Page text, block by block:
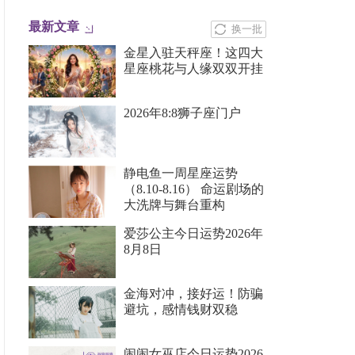
换一批
最新文章
金星入驻天秤座！这四大
星座桃花与人缘双双开挂
2026年8:8狮子座门户
静电鱼一周星座运势
（8.10-8.16） 命运剧场的
大洗牌与舞台重构
爱莎公主今日运势2026年
8月8日
金海对冲，接好运！防骗
避坑，感情钱财双稳